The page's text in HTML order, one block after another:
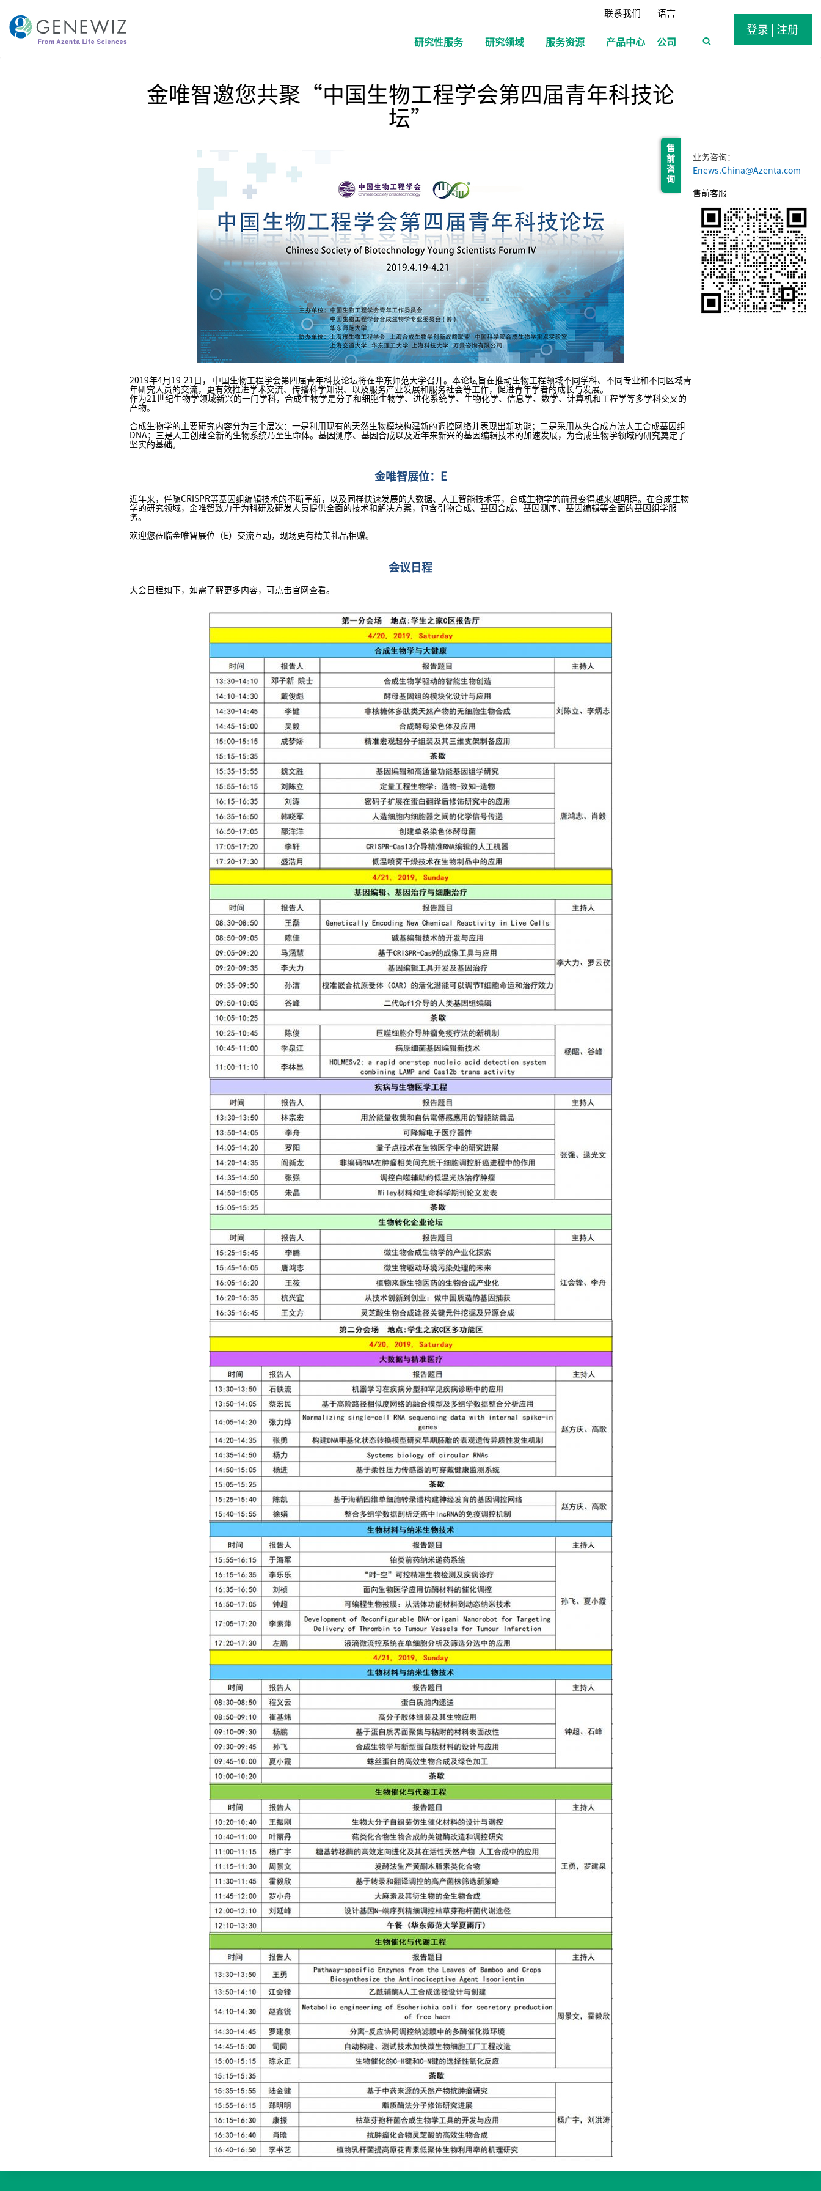
联系我们 语言
研究性服务 研究领域 服务资源 产品中心 公司
登录 | 注册
金唯智邀您共聚“中国生物工程学会第四届青年科技论
坛”
2019年4月19-21日， 中国生物工程学会第四届青年科技论坛将在华东师范大学召开。本论坛旨在推动生物工程领域不同学科、不同专业和不同区域青
年研究人员的交流，更有效推进学术交流、传播科学知识、以及服务产业发展和服务社会等工作，促进青年学者的成长与发展。
作为21世纪生物学领域新兴的一门学科，合成生物学是分子和细胞生物学、进化系统学、生物化学、信息学、数学、计算机和工程学等多学科交叉的
产物。
合成生物学的主要研究内容分为三个层次：一是利用现有的天然生物模块构建新的调控网络并表现出新功能；二是采用从头合成方法人工合成基因组
DNA；三是人工创建全新的生物系统乃至生命体。基因测序、基因合成以及近年来新兴的基因编辑技术的加速发展，为合成生物学领域的研究奠定了
坚实的基础。
金唯智展位：E
近年来，伴随CRISPR等基因组编辑技术的不断革新，以及同样快速发展的大数据、人工智能技术等，合成生物学的前景变得越来越明确。在合成生物
学的研究领域，金唯智致力于为科研及研发人员提供全面的技术和解决方案，包含引物合成、基因合成、基因测序、基因编辑等全面的基因组学服
务。
欢迎您莅临金唯智展位（E）交流互动，现场更有精美礼品相赠。
会议日程
大会日程如下，如需了解更多内容，可点击官网查看。
售 前 咨 询
业务咨询：
Enews.China@Azenta.com
售前客服